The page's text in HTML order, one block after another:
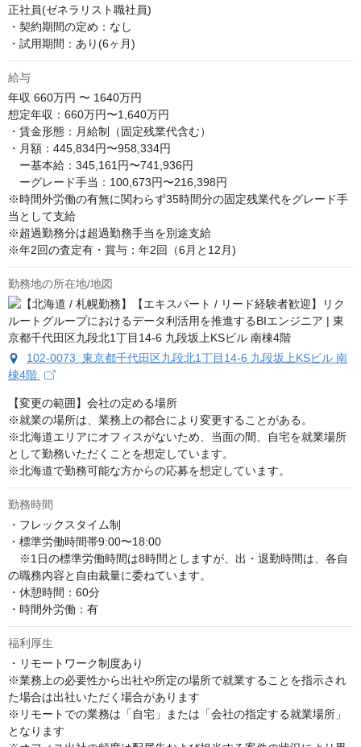
正社員(ゼネラリスト職社員)
・契約期間の定め：なし
・試用期間：あり(6ヶ月)
給与
年収 660万円 〜 1640万円
想定年収：660万円〜1,640万円
・賃金形態：月給制（固定残業代含む）
・月額：445,834円〜958,334円
ー基本給：345,161円〜741,936円
ーグレード手当：100,673円〜216,398円
※時間外労働の有無に関わらず35時間分の固定残業代をグレード手
当として支給
※超過勤務分は超過勤務手当を別途支給
※年2回の査定有・賞与：年2回（6月と12月)
勤務地の所在地/地図
102-0073 東京都千代田区九段北1丁目14-6 九段坂上KSビル 南
棟4階
【変更の範囲】会社の定める場所
※就業の場所は、業務上の都合により変更することがある。
※北海道エリアにオフィスがないため、当面の間、自宅を就業場所
として勤務いただくことを想定しています。
※北海道で勤務可能な方からの応募を想定しています。
勤務時間
・フレックスタイム制
・標準労働時間帯9:00〜18:00
※1日の標準労働時間は8時間としますが、出・退勤時間は、各自
の職務内容と自由裁量に委ねています。
・休憩時間：60分
・時間外労働：有
福利厚生
・リモートワーク制度あり
※業務上の必要性から出社や所定の場所で就業することを指示され
た場合は出社いただく場合があります
※リモートでの業務は「自宅」または「会社の指定する就業場所」
となります